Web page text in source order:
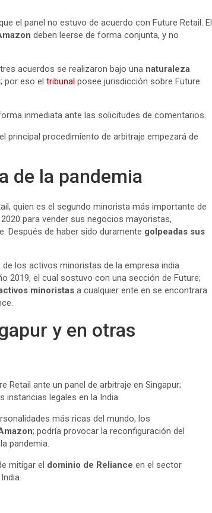
el panel no estuvo de acuerdo con Future Retail. El
deben leerse de forma conjunta, y no
acuerdos se realizaron bajo una naturaleza
; por eso el tribunal posee jurisdicción sobre Future
inmediata ante las solicitudes de comentarios.
principal procedimiento de arbitraje empezará de
de la pandemia
quien es el segundo minorista más importante de
para vender sus negocios mayoristas,
Después de haber sido duramente golpeadas sus
los activos minoristas de la empresa india
2019, el cual sostuvo con una sección de Future;
minoristas a cualquier ente en se encontrara
y en otras
ante un panel de arbitraje en Singapur;
instancias legales en la India.
más ricas del mundo, los
; podría provocar la reconfiguración del
pandemia.
mitigar el dominio de Reliance en el sector